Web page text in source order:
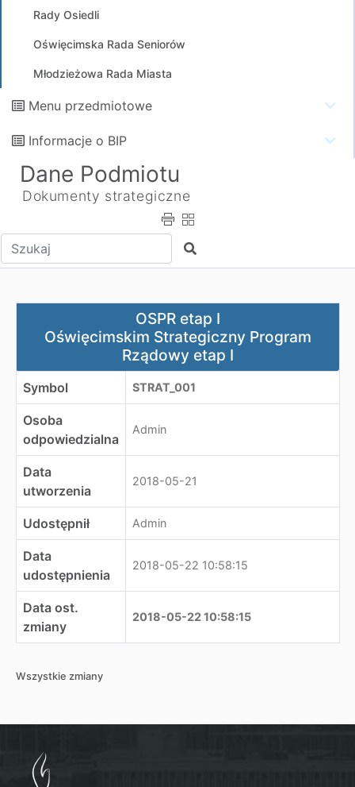
Rady Osiedli
Oświęcimska Rada Seniorów
Młodzieżowa Rada Miasta
Menu przedmiotowe
Informacje o BIP
Dane Podmiotu
Dokumenty strategiczne
Wpisz tekst do wyszukania Szukaj
Oświęcimskim Strategiczny Program Rządowy etap I
OSPR etap I
Oświęcimskim Strategiczny Program
Rządowy etap I
Symbol STRAT_001
Osoba
odpowiedzialna
Admin
Data
utworzenia
2018-05-21
Udostępnił Admin
Data
udostępnienia
2018-05-22 10:58:15
Data ost.
zmiany
2018-05-22 10:58:15
Wszystkie zmiany